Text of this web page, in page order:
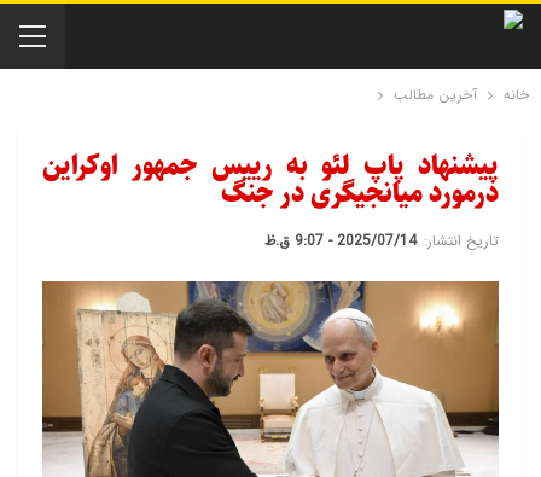
خانه آخرین مطالب
پیشنهاد پاپ لئو به رییس جمهور اوکراین
درمورد میانجیگری در جنگ
تاریخ انتشار: 2025/07/14 - 9:07 ق.ظ